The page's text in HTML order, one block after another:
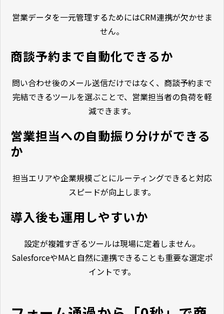
営業データを一元管理するためにはCRM連携が欠かせま
せん。
商談予約まで自動化できるか
問い合わせ後のメール送信だけではなく、商談予約まで
完結できるツールを選ぶことで、営業担当者の負荷を軽
減できます。
営業担当への自動振り分けができる
か
担当エリアや企業規模ごとにルーティングできると対応
スピードが向上します。
導入後も運用しやすいか
設定が複雑すぎるツールは現場に定着しません。
SalesforceやMAと自然に連携できることも重要な選定ポ
イントです。